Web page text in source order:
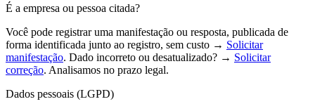
É a empresa ou pessoa citada?
Você pode registrar uma manifestação ou resposta, publicada de
forma identificada junto ao registro, sem custo → Solicitar
manifestação. Dado incorreto ou desatualizado? → Solicitar
correção. Analisamos no prazo legal.
Dados pessoais (LGPD)